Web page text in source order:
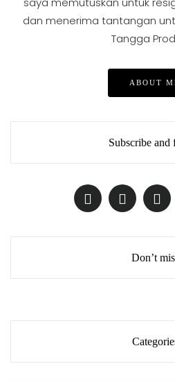
dan menerima tantangan
Tangga
ABOUT
Subscribe
Don’t